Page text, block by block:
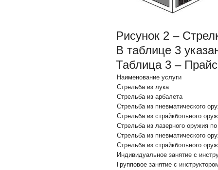
Рисунок 2 –
В таблице 3
Таблица 3 –
Наименование услуги
Стрельба из лука
Стрельба из арбалета
Стрельба из пневматического
Стрельба из страйкбольного
Стрельба из лазерного оружия
Стрельба из пневматического
Стрельба из страйкбольного
Индивидуальное занятие с
Групповое занятие с